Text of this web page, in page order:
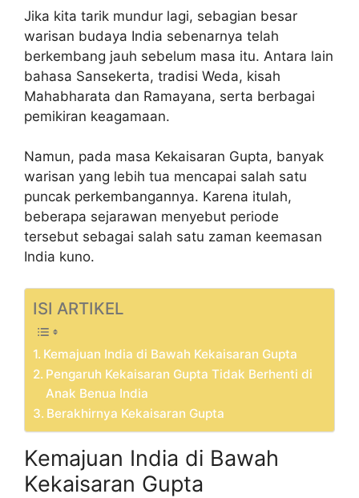
Jika kita tarik mundur lagi, sebagian besar
warisan budaya India sebenarnya telah
berkembang jauh sebelum masa itu. Antara lain
bahasa Sansekerta, tradisi Weda, kisah
Mahabharata dan Ramayana, serta berbagai
pemikiran keagamaan.
Namun, pada masa Kekaisaran Gupta, banyak
warisan yang lebih tua mencapai salah satu
puncak perkembangannya. Karena itulah,
beberapa sejarawan menyebut periode
tersebut sebagai salah satu zaman keemasan
India kuno.
ISI ARTIKEL
Kemajuan India di Bawah Kekaisaran Gupta
Pengaruh Kekaisaran Gupta Tidak Berhenti di
Anak Benua India
Berakhirnya Kekaisaran Gupta
Kemajuan India di Bawah
Kekaisaran Gupta